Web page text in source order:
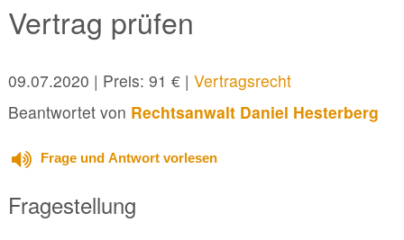
Vertrag prüfen
09.07.2020 | Preis: 91 € | Vertragsrecht
Beantwortet von Rechtsanwalt Daniel Hesterberg
Frage und Antwort vorlesen
Fragestellung